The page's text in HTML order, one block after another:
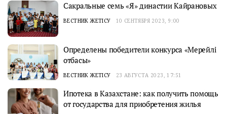
Сакральные семь «Я» династии Кайрановых
ВЕСТНИК ЖЕТІСУ 10 СЕНТЯБРЯ 2023, 9:00
Определены победители конкурса «Мерейлі
отбасы»
ВЕСТНИК ЖЕТІСУ 23 АВГУСТА 2023, 17:51
Ипотека в Казахстане: как получить помощь
от государства для приобретения жилья